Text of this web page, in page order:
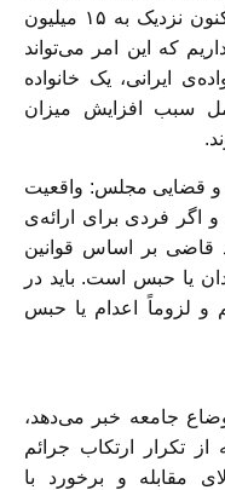
آیت‌الله آملی لاریجانی ارائه کرد هم‌اکنون نزدیک به ۱۵ میلیون
که این امر می‌تواند
باشد که از هر ۳ خانواده‌ی ایرانی، یک خانواده
سبب افزایش میزان
قضایی مجلس: واقعیت
فردی برای ارائه‌ی
قاضی بر اساس قوانین
یا حبس است. باید در
و لزوماً اعدام یا حبس
جامعه خبر می‌دهد،
از تکرار ارتکاب جرائم
مقابله و برخورد با